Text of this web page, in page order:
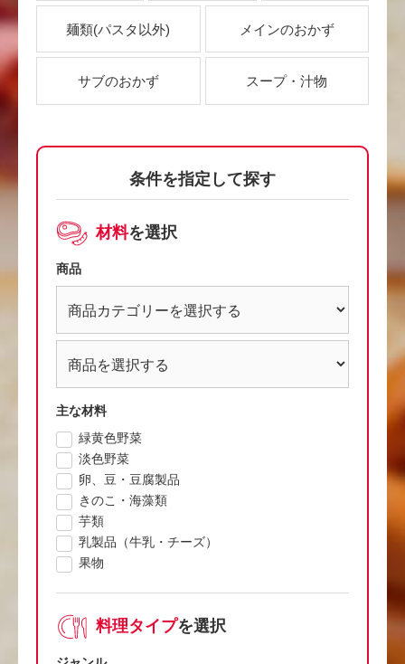
麺類(パスタ以外) メインのおかず
サブのおかず スープ・汁物
条件を指定して探す
材料を選択
商品
主な材料
緑黄色野菜
淡色野菜
卵、豆・豆腐製品
きのこ・海藻類
芋類
乳製品（牛乳・チーズ）
果物
料理タイプを選択